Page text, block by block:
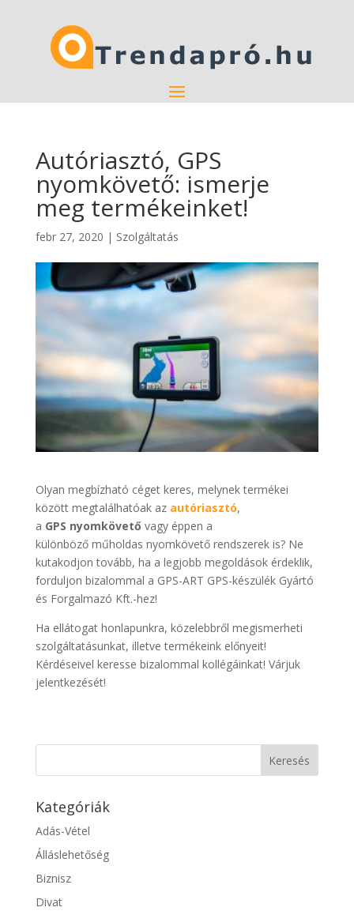
Autóriasztó, GPS
nyomkövető: ismerje
meg termékeinket!
febr 27, 2020 | Szolgáltatás
Olyan megbízható céget keres, melynek termékei
között megtalálhatóak az autóriasztó,
a GPS nyomkövetővagy éppen a
különböző műholdas nyomkövető rendszerek is? Ne
kutakodjon tovább, ha a legjobb megoldások érdeklik,
forduljon bizalommal a GPS-ART GPS-készülék Gyártó
és Forgalmazó Kft.-hez!
Ha ellátogat honlapunkra, közelebbről megismerheti
szolgáltatásunkat, illetve termékeink előnyeit!
Kérdéseivel keresse bizalommal kollégáinkat! Várjuk
jelentkezését!
Kategóriák
Adás-Vétel
Álláslehetőség
Biznisz
Divat